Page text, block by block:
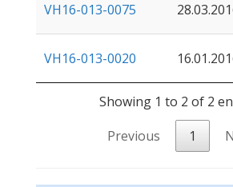
VH16-013-0075
VH16-013-0020
Showing 1 to 2 of 2
Previous
1